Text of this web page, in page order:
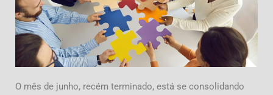
O mês de junho, recém terminado, está se consolidando